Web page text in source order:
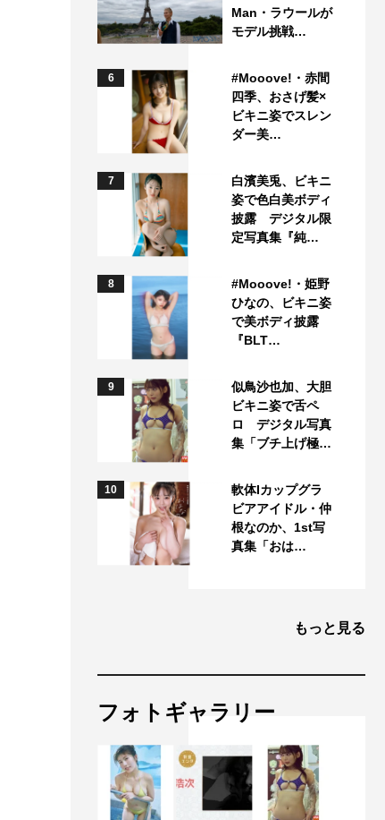
Man・ラウールが
モデル挑戦…
6
#Mooove!・赤間
四季、おさげ髪×
ビキニ姿でスレン
ダー美…
7
白濱美兎、ビキニ
姿で色白美ボディ
披露 デジタル限
定写真集『純…
8
#Mooove!・姫野
ひなの、ビキニ姿
で美ボディ披露
『BLT…
9
似鳥沙也加、大胆
ビキニ姿で舌ペ
ロ デジタル写真
集「ブチ上げ極…
10
軟体Iカップグラ
ビアアイドル・仲
根なのか、1st写
真集「おは…
もっと見る
フォトギャラリー